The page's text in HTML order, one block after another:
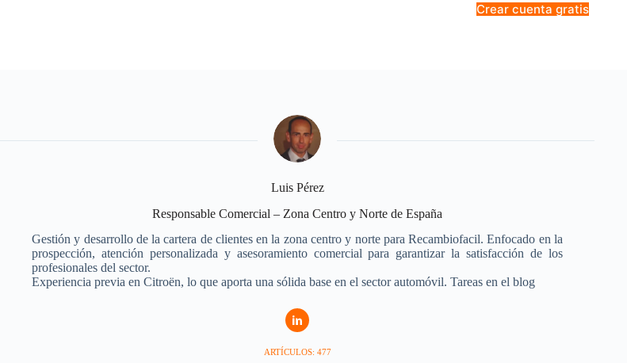
Crear cuenta gratis
Luis Pérez
Responsable Comercial – Zona Centro y Norte de España
Gestión y desarrollo de la cartera de clientes en la zona centro y norte para Recambiofacil. Enfocado en la
prospección, atención personalizada y asesoramiento comercial para garantizar la satisfacción de los
profesionales del sector.
Experiencia previa en Citroën, lo que aporta una sólida base en el sector automóvil. Tareas en el blog
ARTÍCULOS: 477